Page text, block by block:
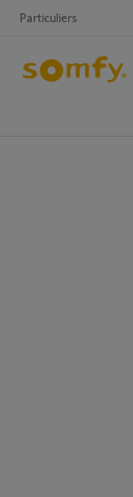
Particuliers